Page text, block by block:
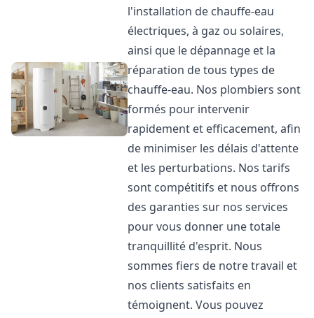
l'installation de chauffe-eau
électriques, à gaz ou solaires,
ainsi que le dépannage et la
réparation de tous types de
chauffe-eau. Nos plombiers sont
formés pour intervenir
rapidement et efficacement, afin
de minimiser les délais d'attente
et les perturbations. Nos tarifs
sont compétitifs et nous offrons
des garanties sur nos services
pour vous donner une totale
tranquillité d'esprit. Nous
sommes fiers de notre travail et
nos clients satisfaits en
témoignent. Vous pouvez